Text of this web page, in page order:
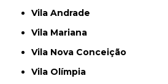
Vila Andrade
Vila Mariana
Vila Nova Conceição
Vila Olímpia